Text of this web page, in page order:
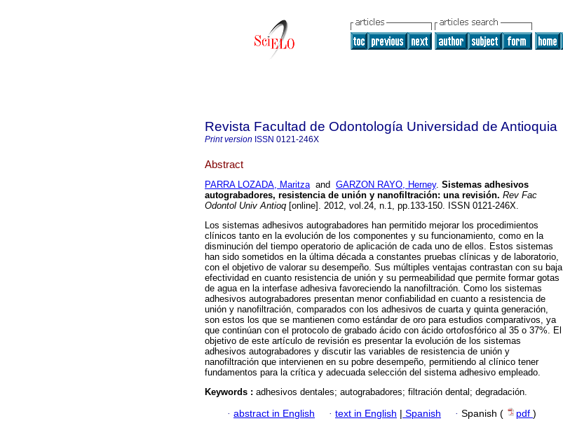
Revista Facultad de Odontología Universidad de Antioquia
Print version ISSN 0121-246X
Abstract
PARRA LOZADA, Maritzaand GARZON RAYO, Herney. Sistemas adhesivos
autograbadores, resistencia de unión y nanofiltración: una revisión. Rev Fac
Odontol Univ Antioq [online]. 2012, vol.24, n.1, pp.133-150. ISSN 0121-246X.
Los sistemas adhesivos autograbadores han permitido mejorar los procedimientos
clínicos tanto en la evolución de los componentes y su funcionamiento, como en la
disminución del tiempo operatorio de aplicación de cada uno de ellos. Estos sistemas
han sido sometidos en la última década a constantes pruebas clínicas y de laboratorio,
con el objetivo de valorar su desempeño. Sus múltiples ventajas contrastan con su baja
efectividad en cuanto resistencia de unión y su permeabilidad que permite formar gotas
de agua en la interfase adhesiva favoreciendo la nanofiltración. Como los sistemas
adhesivos autograbadores presentan menor confiabilidad en cuanto a resistencia de
unión y nanofiltración, comparados con los adhesivos de cuarta y quinta generación,
son estos los que se mantienen como estándar de oro para estudios comparativos, ya
que continúan con el protocolo de grabado ácido con ácido ortofosfórico al 35 o 37%. El
objetivo de este artículo de revisión es presentar la evolución de los sistemas
adhesivos autograbadores y discutir las variables de resistencia de unión y
nanofiltración que intervienen en su pobre desempeño, permitiendo al clínico tener
fundamentos para la crítica y adecuada selección del sistema adhesivo empleado.
Keywords : adhesivos dentales; autograbadores; filtración dental; degradación.
· abstract in English · text in English | Spanish · Spanish ( pdf )